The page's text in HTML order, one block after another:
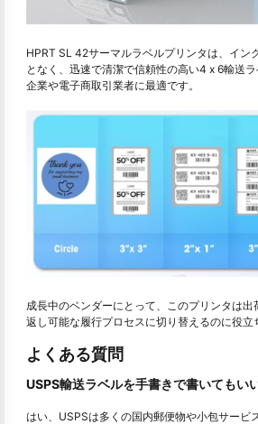
HPRT SL 42サーマルラベルプリンタは、イン
となく、迅速で清潔で信頼性の高い4 x 6輸送
企業や電子商取引業者に最適です。
成長中のベンダーにとって、このプリンタは出
返し可能な履行プロセスに切り替えるのに役立
よくある質問
USPS輸送ラベルを手書きで書いてもい
はい、USPSは多くの国内郵便物や小包サービ